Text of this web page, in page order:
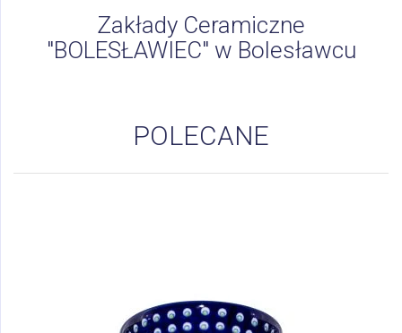
Zakłady Ceramiczne
"BOLESŁAWIEC" w Bolesławcu
POLECANE